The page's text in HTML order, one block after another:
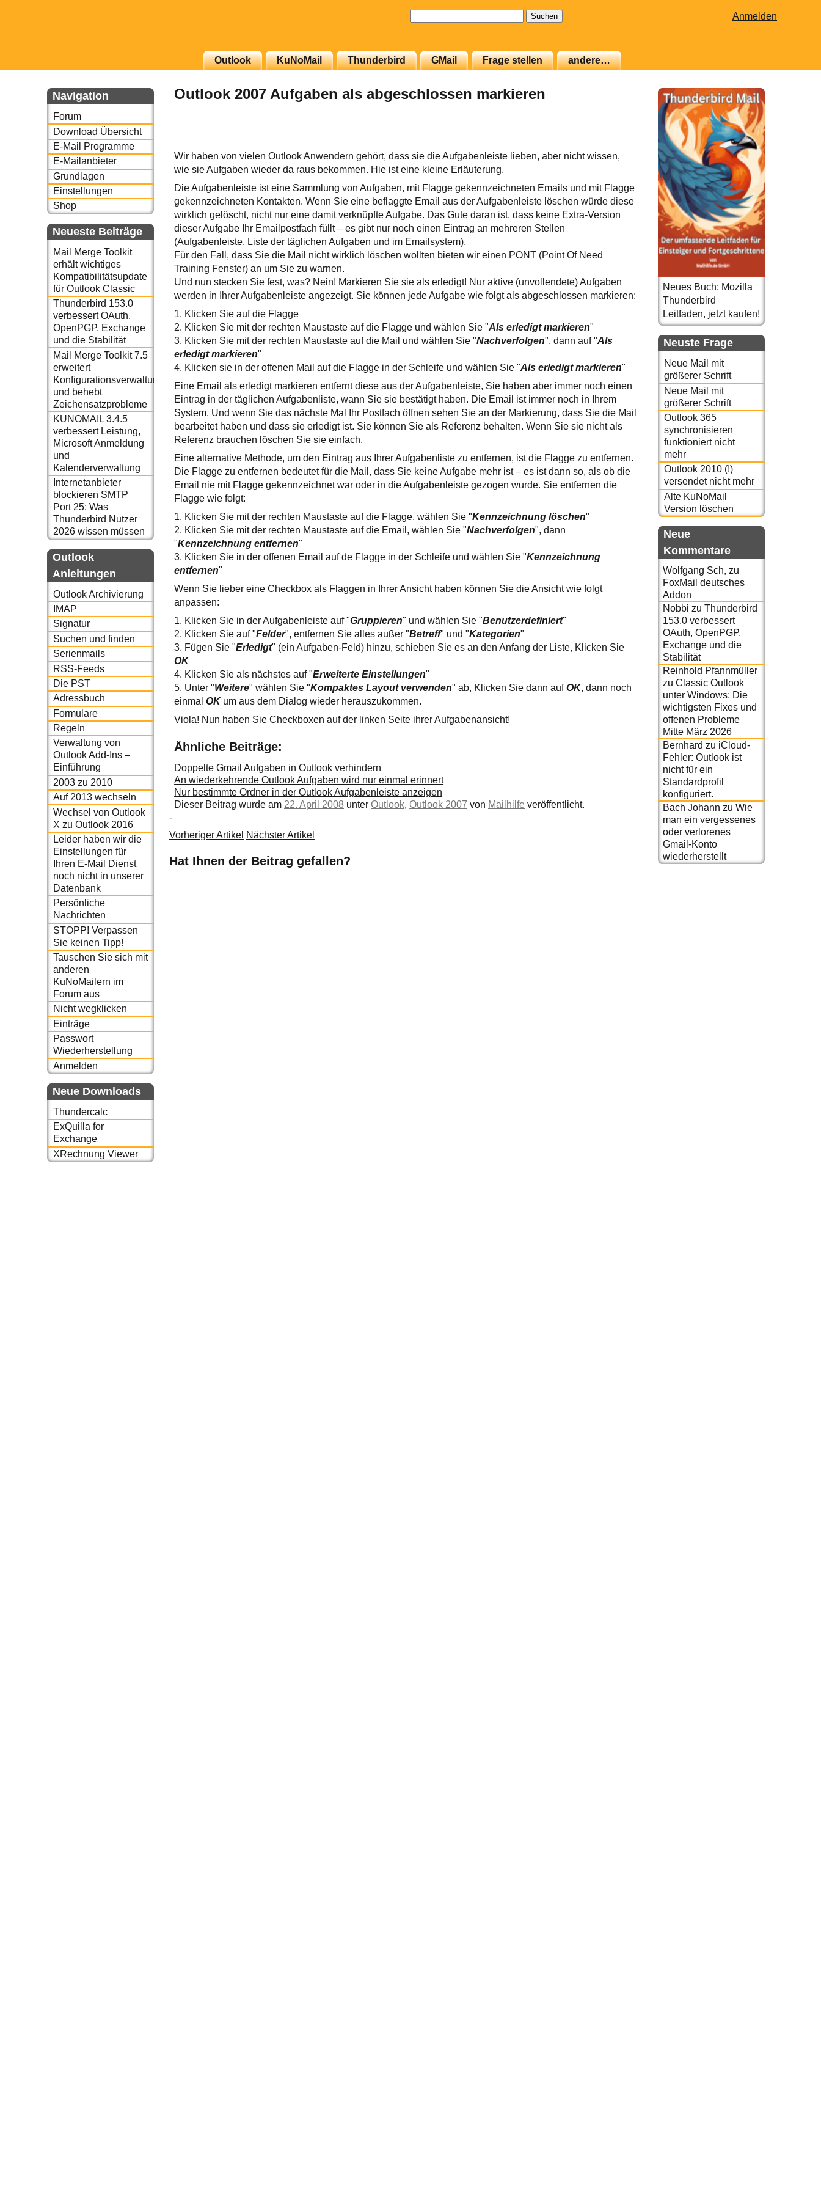
Anmelden
Outlook KuNoMail Thunderbird GMail Frage stellen andere…
Navigation
Forum
Download Übersicht
E-Mail Programme
E-Mailanbieter
Grundlagen
Einstellungen
Shop
Neueste Beiträge
Mail Merge Toolkit
erhält wichtiges
Kompatibilitätsupdate
für Outlook Classic
Thunderbird 153.0
verbessert OAuth,
OpenPGP, Exchange
und die Stabilität
Mail Merge Toolkit 7.5
erweitert
Konfigurationsverwaltung
und behebt
Zeichensatzprobleme
KUNOMAIL 3.4.5
verbessert Leistung,
Microsoft Anmeldung
und
Kalenderverwaltung
Internetanbieter
blockieren SMTP
Port 25: Was
Thunderbird Nutzer
2026 wissen müssen
Outlook
Anleitungen
Outlook Archivierung
IMAP
Signatur
Suchen und finden
Serienmails
RSS-Feeds
Die PST
Adressbuch
Formulare
Regeln
Verwaltung von
Outlook Add-Ins –
Einführung
2003 zu 2010
Auf 2013 wechseln
Wechsel von Outlook
X zu Outlook 2016
Leider haben wir die
Einstellungen für
Ihren E-Mail Dienst
noch nicht in unserer
Datenbank
Persönliche
Nachrichten
STOPP! Verpassen
Sie keinen Tipp!
Tauschen Sie sich mit
anderen
KuNoMailern im
Forum aus
Nicht wegklicken
Einträge
Passwort
Wiederherstellung
Anmelden
Neue Downloads
Thundercalc
ExQuilla for
Exchange
XRechnung Viewer
Outlook 2007 Aufgaben als abgeschlossen markieren
Wir haben von vielen Outlook Anwendern gehört, dass sie die Aufgabenleiste lieben, aber nicht wissen,
wie sie Aufgaben wieder da raus bekommen. Hie ist eine kleine Erläuterung.
Die Aufgabenleiste ist eine Sammlung von Aufgaben, mit Flagge gekennzeichneten Emails und mit Flagge
gekennzeichneten Kontakten. Wenn Sie eine beflaggte Email aus der Aufgabenleiste löschen würde diese
wirklich gelöscht, nicht nur eine damit verknüpfte Aufgabe. Das Gute daran ist, dass keine Extra-Version
dieser Aufgabe Ihr Emailpostfach füllt – es gibt nur noch einen Eintrag an mehreren Stellen
(Aufgabenleiste, Liste der täglichen Aufgaben und im Emailsystem).
Für den Fall, dass Sie die Mail nicht wirklich löschen wollten bieten wir einen PONT (Point Of Need
Training Fenster) an um Sie zu warnen.
Und nun stecken Sie fest, was? Nein! Markieren Sie sie als erledigt! Nur aktive (unvollendete) Aufgaben
werden in Ihrer Aufgabenleiste angezeigt. Sie können jede Aufgabe wie folgt als abgeschlossen markieren:
1. Klicken Sie auf die Flagge
2. Klicken Sie mit der rechten Maustaste auf die Flagge und wählen Sie "Als erledigt markieren"
3. Klicken Sie mit der rechten Maustaste auf die Mail und wählen Sie "Nachverfolgen", dann auf "Als
erledigt markieren"
4. Klicken sie in der offenen Mail auf die Flagge in der Schleife und wählen Sie "Als erledigt markieren"
Eine Email als erledigt markieren entfernt diese aus der Aufgabenleiste, Sie haben aber immer noch einen
Eintrag in der täglichen Aufgabenliste, wann Sie sie bestätigt haben. Die Email ist immer noch in Ihrem
System. Und wenn Sie das nächste Mal Ihr Postfach öffnen sehen Sie an der Markierung, dass Sie die Mail
bearbeitet haben und dass sie erledigt ist. Sie können Sie als Referenz behalten. Wenn Sie sie nicht als
Referenz brauchen löschen Sie sie einfach.
Eine alternative Methode, um den Eintrag aus Ihrer Aufgabenliste zu entfernen, ist die Flagge zu entfernen.
Die Flagge zu entfernen bedeutet für die Mail, dass Sie keine Aufgabe mehr ist – es ist dann so, als ob die
Email nie mit Flagge gekennzeichnet war oder in die Aufgabenleiste gezogen wurde. Sie entfernen die
Flagge wie folgt:
1. Klicken Sie mit der rechten Maustaste auf die Flagge, wählen Sie "Kennzeichnung löschen"
2. Klicken Sie mit der rechten Maustaste auf die Email, wählen Sie "Nachverfolgen", dann
"Kennzeichnung entfernen"
3. Klicken Sie in der offenen Email auf de Flagge in der Schleife und wählen Sie "Kennzeichnung
entfernen"
Wenn Sie lieber eine Checkbox als Flaggen in Ihrer Ansicht haben können Sie die Ansicht wie folgt
anpassen:
1. Klicken Sie in der Aufgabenleiste auf "Gruppieren" und wählen Sie "Benutzerdefiniert"
2. Klicken Sie auf "Felder", entfernen Sie alles außer "Betreff" und "Kategorien"
3. Fügen Sie "Erledigt" (ein Aufgaben-Feld) hinzu, schieben Sie es an den Anfang der Liste, Klicken Sie
OK
4. Klicken Sie als nächstes auf "Erweiterte Einstellungen"
5. Unter "Weitere" wählen Sie "Kompaktes Layout verwenden" ab, Klicken Sie dann aufOK, dann noch
einmalOKum aus dem Dialog wieder herauszukommen.
Viola! Nun haben Sie Checkboxen auf der linken Seite ihrer Aufgabenansicht!
Ähnliche Beiträge:
Doppelte Gmail Aufgaben in Outlook verhindern
An wiederkehrende Outlook Aufgaben wird nur einmal erinnert
Nur bestimmte Ordner in der Outlook Aufgabenleiste anzeigen
Dieser Beitrag wurde am 22. April 2008 unterOutlook,Outlook 2007 von Mailhilfe veröffentlicht.
-
Vorheriger Artikel Nächster Artikel
Hat Ihnen der Beitrag gefallen?
Neues Buch: Mozilla
Thunderbird
Leitfaden, jetzt kaufen!
Neuste Frage
Neue Mail mit
größerer Schrift
Neue Mail mit
größerer Schrift
Outlook 365
synchronisieren
funktioniert nicht
mehr
Outlook 2010 (!)
versendet nicht mehr
Alte KuNoMail
Version löschen
Neue
Kommentare
Wolfgang Sch, zu
FoxMail deutsches
Addon
Nobbi zu Thunderbird
153.0 verbessert
OAuth, OpenPGP,
Exchange und die
Stabilität
Reinhold Pfannmüller
zu Classic Outlook
unter Windows: Die
wichtigsten Fixes und
offenen Probleme
Mitte März 2026
Bernhard zu iCloud-
Fehler: Outlook ist
nicht für ein
Standardprofil
konfiguriert.
Bach Johann zu Wie
man ein vergessenes
oder verlorenes
Gmail-Konto
wiederherstellt
oder auch